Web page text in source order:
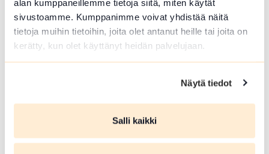
alan kumppaneillemme tietoja siitä, miten käytät
sivustoamme. Kumppanimme voivat yhdistää näitä
tietoja muihin tietoihin, joita olet antanut heille tai joita on
kerätty, kun olet käyttänyt heidän palvelujaan.
Näytä tiedot
Salli kaikki
ELO 07 2026